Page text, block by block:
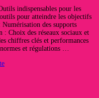
indispensables pour les
pour atteindre les objectifs
des supports
Choix des réseaux sociaux et
chiffres clés et performances
et régulations …